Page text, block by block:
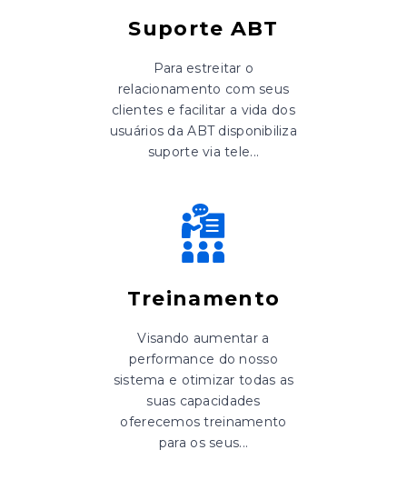
Suporte ABT
Para estreitar o
relacionamento com seus
clientes e facilitar a vida dos
usuários da ABT disponibiliza
suporte via tele...
Treinamento
Visando aumentar a
performance do nosso
sistema e otimizar todas as
suas capacidades
oferecemos treinamento
para os seus...